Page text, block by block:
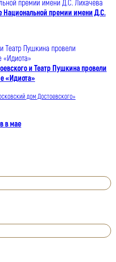
Национальной премии имени Д.С.
и Театр Пушкина провели
«Идиота»
дом Достоевского»
в мае